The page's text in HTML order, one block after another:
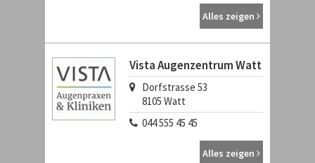
Alles zeigen
Vista Augenzentrum Watt
Dorfstrasse 53
8105 Watt
044 555 45 45
Alles zeigen